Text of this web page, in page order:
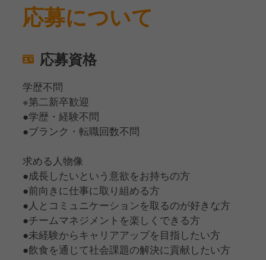
応募について
応募資格
学歴不問
※第二新卒歓迎
●学歴・経験不問
●ブランク・転職回数不問
求める人物像
●成長したいという意欲をお持ちの方
●前向きに仕事に取り組める方
●人とコミュニケーションを取るのが好きな方
●チームマネジメントを楽しくできる方
●未経験からキャリアアップを目指したい方
●飲食を通じて社会課題の解決に貢献したい方